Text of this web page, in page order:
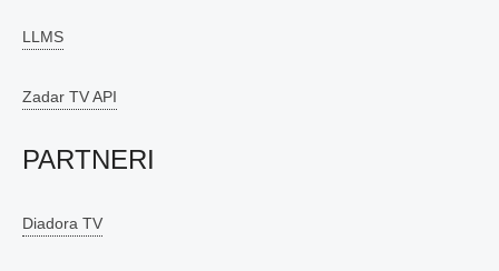
LLMS
Zadar TV API
PARTNERI
Diadora TV